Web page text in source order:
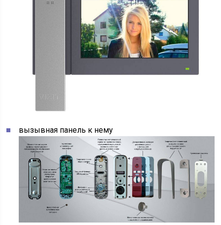
вызывная панель к нему